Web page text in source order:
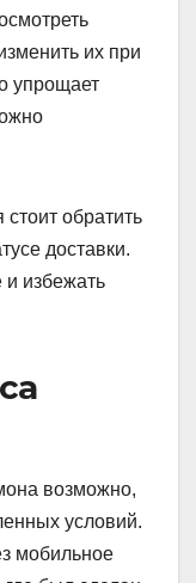
их при
упрощает
обратить
доставки.
и избежать
возможно,
условий.
мобильное